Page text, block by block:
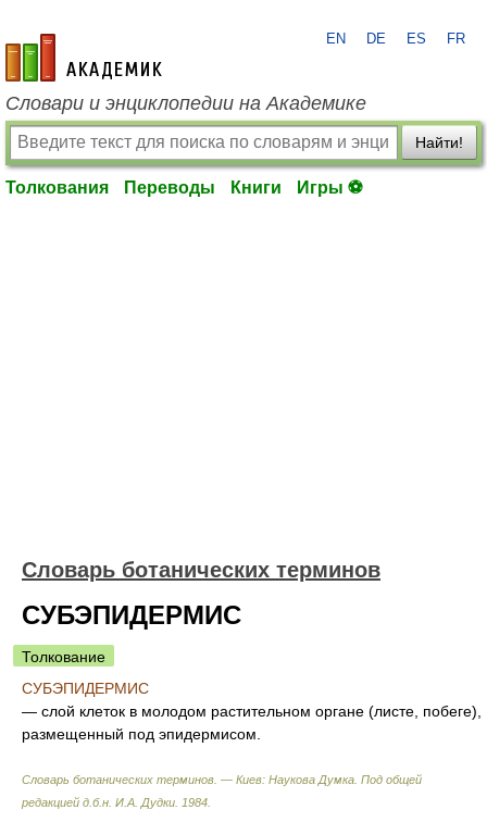
academic.ru
EN DE ES FR
Словари и энциклопедии на Академике
Найти!
Толкования Переводы Книги Игры ⚽
Словарь ботанических терминов
СУБЭПИДЕРМИС
Толкование
СУБЭПИДЕРМИС
— слой клеток в молодом растительном органе (листе, побеге),
размещенный под эпидермисом.
Словарь ботанических терминов. — Киев: Наукова Думка Под общей
редакцией д.б.н. И.А. Дудки 1984